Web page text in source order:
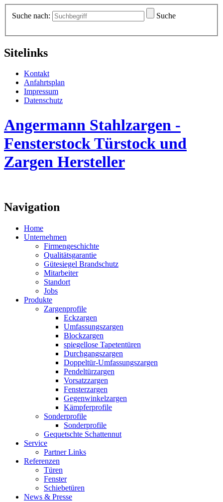
Suche nach: Suche
Sitelinks
Kontakt
Anfahrtsplan
Impressum
Datenschutz
Angermann Stahlzargen -
Fensterstock Türstock und
Zargen Hersteller
Navigation
Home
Unternehmen
Firmengeschichte
Qualitätsgarantie
Gütesiegel Brandschutz
Mitarbeiter
Standort
Jobs
Produkte
Zargenprofile
Eckzargen
Umfassungszargen
Blockzargen
spiegellose Tapetentüren
Durchgangszargen
Doppeltür-Umfassungszargen
Pendeltürzargen
Vorsatzzargen
Fensterzargen
Gegenwinkelzargen
Kämpferprofile
Sonderprofile
Sonderprofile
Gequetschte Schattennut
Service
Partner Links
Referenzen
Türen
Fenster
Schiebetüren
News & Presse